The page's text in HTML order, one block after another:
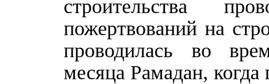
строительства
пожертвований на
проводилась во
месяца Рамадан,